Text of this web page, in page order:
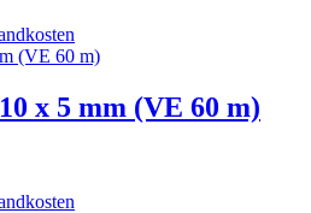
x 5 mm (VE 60 m)